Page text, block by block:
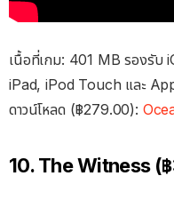
เนื้อที่เกม: 401 MB รองรับ
iPad, iPod Touch และ
ดาวน์โหลด (฿279.00):
10. The Witness (